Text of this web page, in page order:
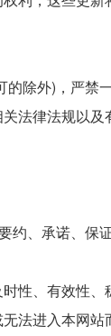
除外)，严禁
法律法规以及
、承诺、保证
性、有效性、
法进入本网